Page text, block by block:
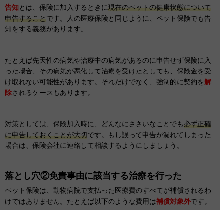
告知とは、保険に加入するときに現在のペットの健康状態について
申告することです。人の医療保険と同じように、ペット保険でも告
知をする義務があります。
たとえば先天性の病気や治療中の病気があるのに申告せず保険に入
った場合、その病気が悪化して治療を受けたとしても、保険金を受
け取れない可能性があります。それだけでなく、強制的に契約を解
除されるケースもあります。
対策としては、保険加入時に、どんなにささいなことでも必ず正確
に申告しておくことが大切です。もし誤って申告が漏れてしまった
場合は、保険会社に連絡して相談するようにしましょう。
落とし穴②免責事由に該当する治療を行った
ペット保険は、動物病院で支払った医療費のすべてが補償されるわ
けではありません。たとえば以下のような費用は補償対象外です。